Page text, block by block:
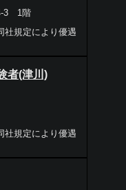
3 1階
社規定により優遇
者(津川)
社規定により優遇